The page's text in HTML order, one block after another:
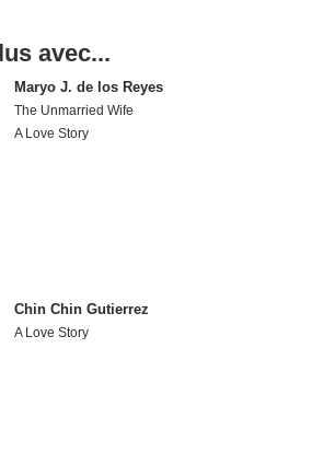
avec...
Maryo J. de los Reyes
The Unmarried Wife
A Love Story
Chin Chin Gutierrez
A Love Story